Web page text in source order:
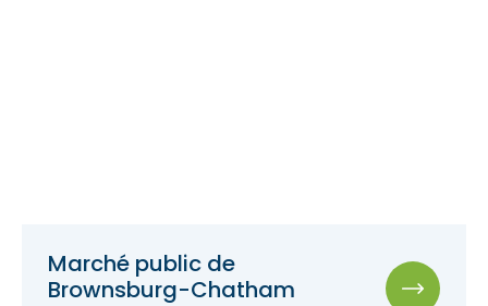
Marché public de
Brownsburg-Chatham